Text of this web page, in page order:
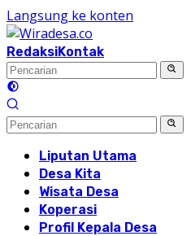
Langsung ke konten
RedaksiKontak
Liputan Utama
Desa Kita
Wisata Desa
Koperasi
Profil Kepala Desa